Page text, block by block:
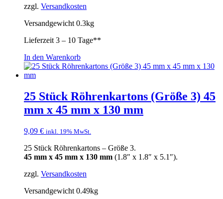
zzgl. Versandkosten
Versandgewicht 0.3kg
Lieferzeit 3 – 10 Tage**
In den Warenkorb
25 Stück Röhrenkartons (Größe 3) 45
mm x 45 mm x 130 mm
9,09 € inkl. 19% MwSt.
25 Stück Röhrenkartons – Größe 3.
45 mm x 45 mm x 130 mm (1.8″ x 1.8″ x 5.1″).
zzgl. Versandkosten
Versandgewicht 0.49kg